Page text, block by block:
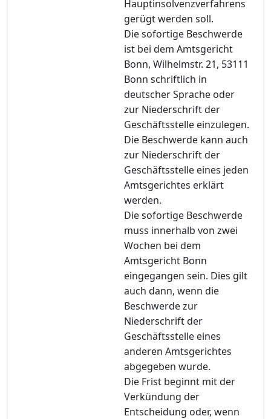
Hauptinsolvenzverfahrens
gerügt werden soll.
Die sofortige Beschwerde
ist bei dem Amtsgericht
Bonn, Wilhelmstr. 21, 53111
Bonn schriftlich in
deutscher Sprache oder
zur Niederschrift der
Geschäftsstelle einzulegen.
Die Beschwerde kann auch
zur Niederschrift der
Geschäftsstelle eines jeden
Amtsgerichtes erklärt
werden.
Die sofortige Beschwerde
muss innerhalb von zwei
Wochen bei dem
Amtsgericht Bonn
eingegangen sein. Dies gilt
auch dann, wenn die
Beschwerde zur
Niederschrift der
Geschäftsstelle eines
anderen Amtsgerichtes
abgegeben wurde.
Die Frist beginnt mit der
Verkündung der
Entscheidung oder, wenn